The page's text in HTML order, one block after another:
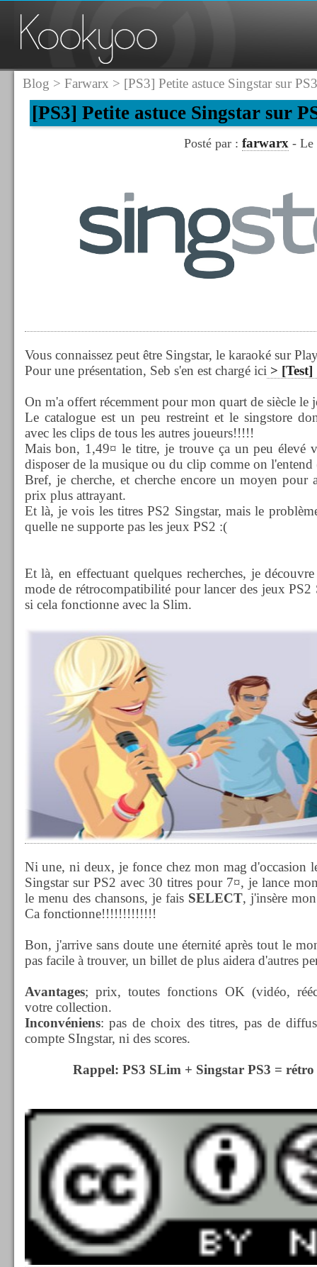
Blog > Farwarx > [PS3] Petite astuce Singstar sur PS3
[PS3] Petite astuce Singstar sur
Posté par : farwarx- Le
Vous connaissez peut être Singstar, le karaoké sur
Pour une présentation, Seb s'en est chargé ici >
On m'a offert récemment pour mon quart de siècle
Le catalogue est un peu restreint et le singstore
avec les clips de tous les autres joueurs!!!!!
Mais bon, 1,49¤ le titre, je trouve ça un peu élevé
disposer de la musique ou du clip comme on
Bref, je cherche, et cherche encore un moyen pour
prix plus attrayant.
Et là, je vois les titres PS2 Singstar, mais le
quelle ne supporte pas les jeux PS2 :(
Et là, en effectuant quelques recherches, je
mode de rétrocompatibilité pour lancer des jeux PS2
si cela fonctionne avec la Slim.
Ni une, ni deux, je fonce chez mon mag d'occasion
Singstar sur PS2 avec 30 titres pour 7¤, je lance
le menu des chansons, je fais SELECT, j'insère
Ca fonctionne!!!!!!!!!!!!!
Bon, j'arrive sans doute une éternité après tout le
pas facile à trouver, un billet de plus aidera d'autres
Avantages; prix, toutes fonctions OK (vidéo,
votre collection.
Inconvéniens: pas de choix des titres, pas de
compte SIngstar, ni des scores.
Rappel: PS3 SLim + Singstar PS3 =